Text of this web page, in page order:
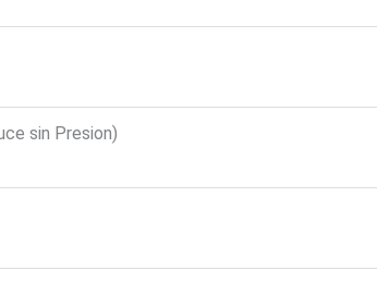
sin Presion)